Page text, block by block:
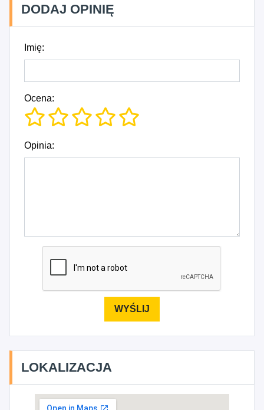
DODAJ OPINIĘ
Imię:
Ocena:
Opinia:
LOKALIZACJA